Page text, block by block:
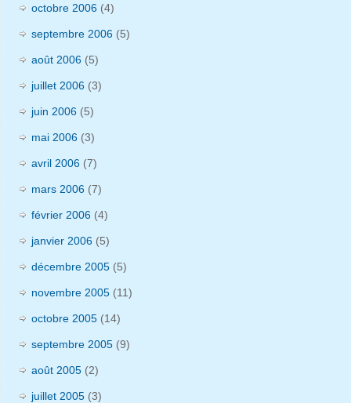
octobre 2006 (4)
septembre 2006 (5)
août 2006 (5)
juillet 2006 (3)
juin 2006 (5)
mai 2006 (3)
avril 2006 (7)
mars 2006 (7)
février 2006 (4)
janvier 2006 (5)
décembre 2005 (5)
novembre 2005 (11)
octobre 2005 (14)
septembre 2005 (9)
août 2005 (2)
juillet 2005 (3)